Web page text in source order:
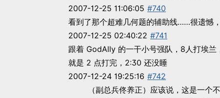
2007-12-25 11:06:05 #740
看到了那个超难几何题的辅助线……很遗憾
2007-12-25 02:40:22 #741
跟着 GodAlly 的一干小号强队，8人打埃
就是 2 点打完，2:30 还没睡
2007-12-24 19:25:16 #742
（副总兵佟养正）应该说，这是一个